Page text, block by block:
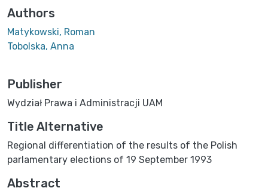
Authors
Matykowski, Roman
Tobolska, Anna
Publisher
Wydział Prawa i Administracji UAM
Title Alternative
Regional differentiation of the results of the Polish
parlamentary elections of 19 September 1993
Abstract